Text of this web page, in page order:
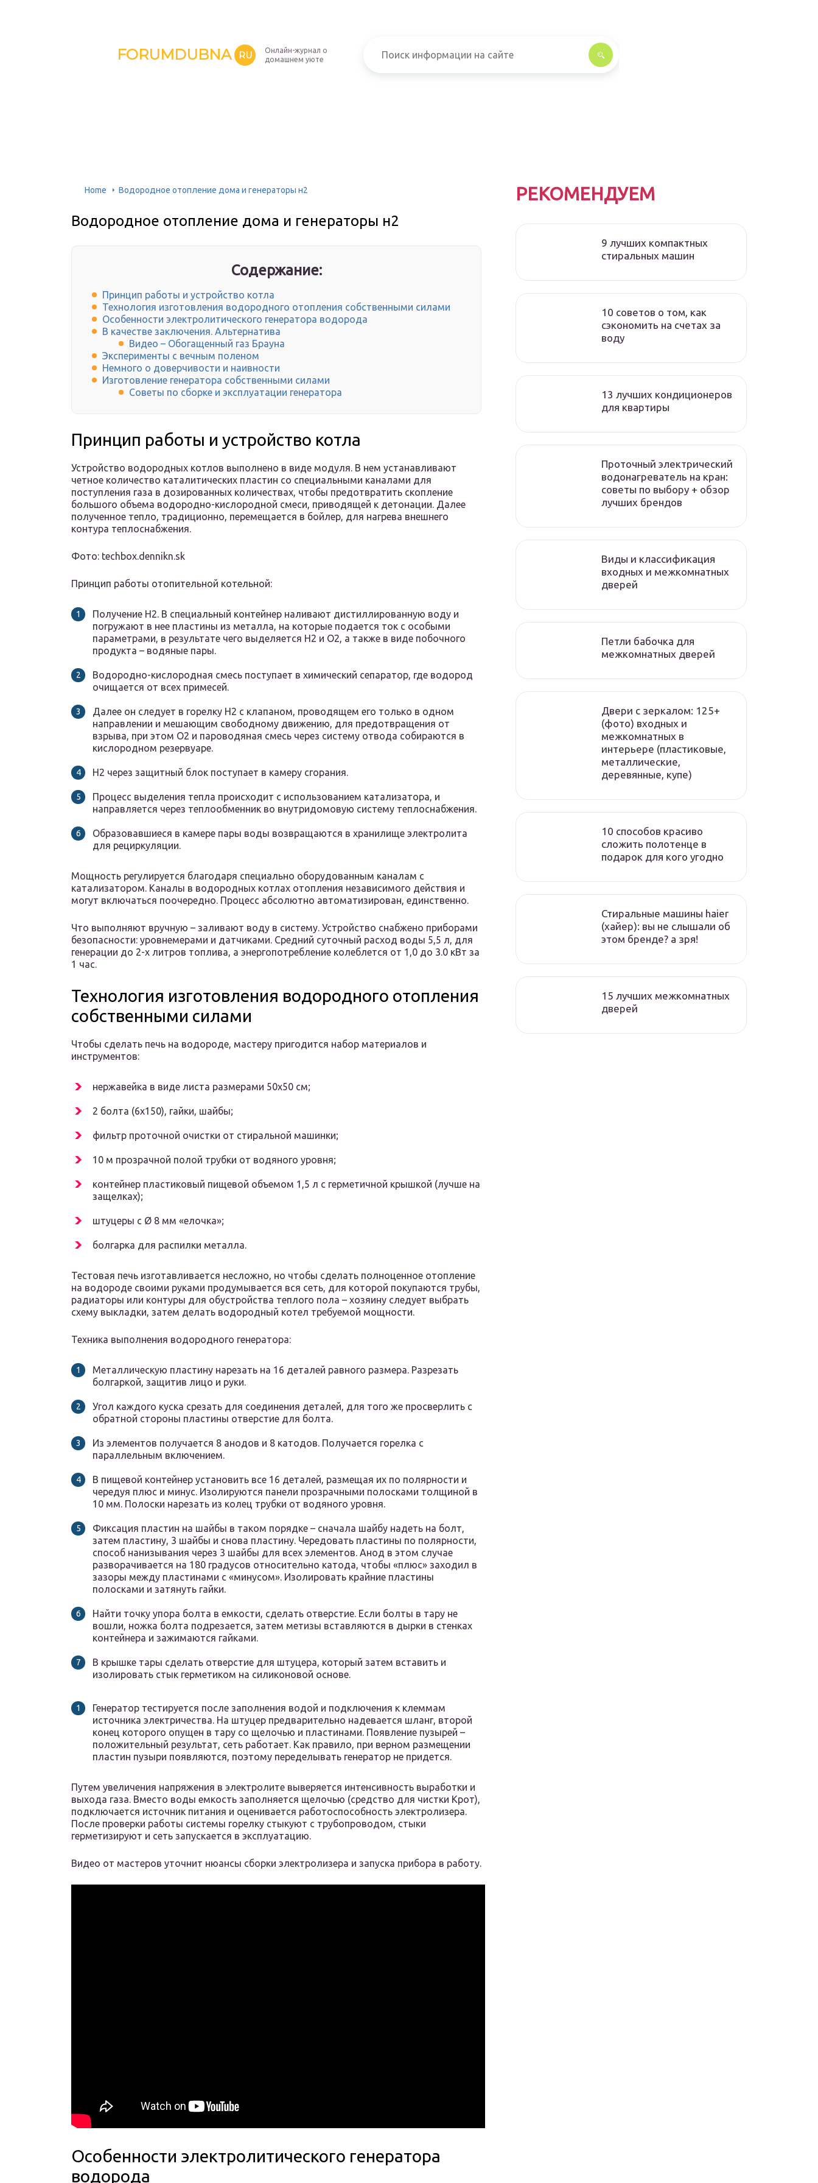
FORUMDUBNA RU
Онлайн-журнал о
домашнем уюте
Home Водородное отопление дома и генераторы н2
Водородное отопление дома и генераторы н2
Содержание:
Принцип работы и устройство котла
Технология изготовления водородного отопления собственными силами
Особенности электролитического генератора водорода
В качестве заключения. Альтернатива
Видео – Обогащенный газ Брауна
Эксперименты с вечным поленом
Немного о доверчивости и наивности
Изготовление генератора собственными силами
Советы по сборке и эксплуатации генератора
Принцип работы и устройство котла
Устройство водородных котлов выполнено в виде модуля. В нем устанавливают
четное количество каталитических пластин со специальными каналами для
поступления газа в дозированных количествах, чтобы предотвратить скопление
большого объема водородно-кислородной смеси, приводящей к детонации. Далее
полученное тепло, традиционно, перемещается в бойлер, для нагрева внешнего
контура теплоснабжения.
Фото: techbox.dennikn.sk
Принцип работы отопительной котельной:
Получение H2. В специальный контейнер наливают дистиллированную воду и
погружают в нее пластины из металла, на которые подается ток с особыми
параметрами, в результате чего выделяется H2 и O2, а также в виде побочного
продукта – водяные пары.
Водородно-кислородная смесь поступает в химический сепаратор, где водород
очищается от всех примесей.
Далее он следует в горелку H2 с клапаном, проводящем его только в одном
направлении и мешающим свободному движению, для предотвращения от
взрыва, при этом O2 и пароводяная смесь через систему отвода собираются в
кислородном резервуаре.
H2 через защитный блок поступает в камеру сгорания.
Процесс выделения тепла происходит с использованием катализатора, и
направляется через теплообменник во внутридомовую систему теплоснабжения.
Образовавшиеся в камере пары воды возвращаются в хранилище электролита
для рециркуляции.
Мощность регулируется благодаря специально оборудованным каналам с
катализатором. Каналы в водородных котлах отопления независимого действия и
могут включаться поочередно. Процесс абсолютно автоматизирован, единственно.
Что выполняют вручную – заливают воду в систему. Устройство снабжено приборами
безопасности: уровнемерами и датчиками. Средний суточный расход воды 5,5 л, для
генерации до 2-х литров топлива, а энергопотребление колеблется от 1,0 до 3.0 кВт за
1 час.
Технология изготовления водородного отопления
собственными силами
Чтобы сделать печь на водороде, мастеру пригодится набор материалов и
инструментов:
нержавейка в виде листа размерами 50х50 см;
2 болта (6х150), гайки, шайбы;
фильтр проточной очистки от стиральной машинки;
10 м прозрачной полой трубки от водяного уровня;
контейнер пластиковый пищевой объемом 1,5 л с герметичной крышкой (лучше на
защелках);
штуцеры с Ø 8 мм «елочка»;
болгарка для распилки металла.
Тестовая печь изготавливается несложно, но чтобы сделать полноценное отопление
на водороде своими руками продумывается вся сеть, для которой покупаются трубы,
радиаторы или контуры для обустройства теплого пола – хозяину следует выбрать
схему выкладки, затем делать водородный котел требуемой мощности.
Техника выполнения водородного генератора:
Металлическую пластину нарезать на 16 деталей равного размера. Разрезать
болгаркой, защитив лицо и руки.
Угол каждого куска срезать для соединения деталей, для того же просверлить с
обратной стороны пластины отверстие для болта.
Из элементов получается 8 анодов и 8 катодов. Получается горелка с
параллельным включением.
В пищевой контейнер установить все 16 деталей, размещая их по полярности и
чередуя плюс и минус. Изолируются панели прозрачными полосками толщиной в
10 мм. Полоски нарезать из колец трубки от водяного уровня.
Фиксация пластин на шайбы в таком порядке – сначала шайбу надеть на болт,
затем пластину, 3 шайбы и снова пластину. Чередовать пластины по полярности,
способ нанизывания через 3 шайбы для всех элементов. Анод в этом случае
разворачивается на 180 градусов относительно катода, чтобы «плюс» заходил в
зазоры между пластинами с «минусом». Изолировать крайние пластины
полосками и затянуть гайки.
Найти точку упора болта в емкости, сделать отверстие. Если болты в тару не
вошли, ножка болта подрезается, затем метизы вставляются в дырки в стенках
контейнера и зажимаются гайками.
В крышке тары сделать отверстие для штуцера, который затем вставить и
изолировать стык герметиком на силиконовой основе.
Генератор тестируется после заполнения водой и подключения к клеммам
источника электричества. На штуцер предварительно надевается шланг, второй
конец которого опущен в тару со щелочью и пластинами. Появление пузырей –
положительный результат, сеть работает. Как правило, при верном размещении
пластин пузыри появляются, поэтому переделывать генератор не придется.
Путем увеличения напряжения в электролите выверяется интенсивность выработки и
выхода газа. Вместо воды емкость заполняется щелочью (средство для чистки Крот),
подключается источник питания и оценивается работоспособность электролизера.
После проверки работы системы горелку стыкуют с трубопроводом, стыки
герметизируют и сеть запускается в эксплуатацию.
Видео от мастеров уточнит нюансы сборки электролизера и запуска прибора в работу.
Особенности электролитического генератора
водорода
РЕКОМЕНДУЕМ
9 лучших компактных
стиральных машин
10 советов о том, как
сэкономить на счетах за
воду
13 лучших кондиционеров
для квартиры
Проточный электрический
водонагреватель на кран:
советы по выбору + обзор
лучших брендов
Виды и классификация
входных и межкомнатных
дверей
Петли бабочка для
межкомнатных дверей
Двери с зеркалом: 125+
(фото) входных и
межкомнатных в
интерьере (пластиковые,
металлические,
деревянные, купе)
10 способов красиво
сложить полотенце в
подарок для кого угодно
Стиральные машины haier
(хайер): вы не слышали об
этом бренде? а зря!
15 лучших межкомнатных
дверей